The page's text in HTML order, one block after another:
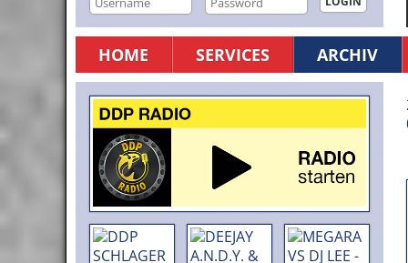
HOME SERVICES ARCHIV